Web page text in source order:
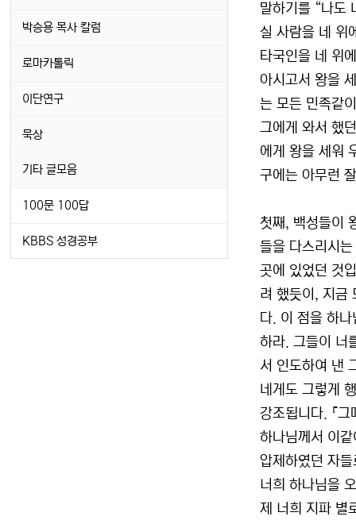
말하기를 “나도
실 사람을 네 위
타국인을 네 위
아시고서 왕을
는 모든 민족같
그에게 와서 했
에게 왕을 세워
구에는 아무런
첫째, 백성들이
들을 다스리시
곳에 있었던 것
려 했듯이, 지금
다. 이 점을 하나
하라. 그들이 너
서 인도하여 낸
네게도 그렇게
강조됩니다. 『
하나님께서 이
압제하였던 자
너희 하나님을
제 너희 지파 별
박승용 목사 칼럼
로마카톨릭
이단연구
묵상
기타 글모음
100문 100답
KBBS 성경공부